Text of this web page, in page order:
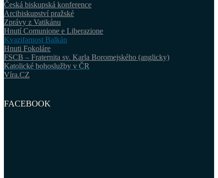
Česká biskupská konference
Arcibiskupství pražské
Zprávy z Vatikánu
Hnutí Comunione e Liberazione
Kvazifarnost Balkán
Hnuti Fokoláre
FSCB – Fraternita sv. Karla Boromejského (anglicky)
Katolické bohoslužby v ČR
Víra.CZ
FACEBOOK